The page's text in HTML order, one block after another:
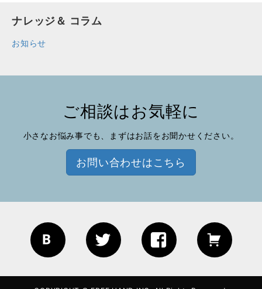
ナレッジ＆ コラム
お知らせ
ご相談はお気軽に
小さなお悩み事でも、まずはお話をお聞かせください。
お問い合わせはこちら